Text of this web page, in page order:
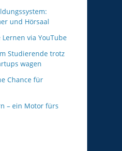
und Hörsaal
via YouTube
Studierende trotz
wagen
Chance für
– ein Motor fürs